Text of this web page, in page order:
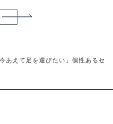
あえて足を運びたい」個性あるセ